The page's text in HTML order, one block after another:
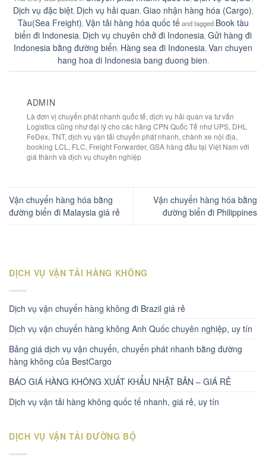
Dịch vụ đặc biệt, Dịch vụ hải quan, Giao nhận hàng hóa (Cargo),
Tàu(Sea Freight), Vận tải hàng hóa quốc tếand tagged Book tàu
biển đi Indonesia, Dịch vụ chuyên chở đi Indonesia, Gửi hàng đi
Indonesia bằng đường biển, Hàng sea đi Indonesia, Van chuyen
hang hoa di Indonesia bang duong bien.
ADMIN
Là đơn vị chuyển phát nhanh quốc tế, dịch vụ hải quan va tư vấn
Logistics cũng như đại lý cho các hãng CPN Quốc Tế như UPS, DHL
FeDex, TNT, dịch vụ vận tải chuyển phát nhanh, chành xe nội địa,
booking LCL, FLC, Freight Forwarder, GSA hàng đầu tại Việt Nam với
giá thành và dịch vụ chuyên nghiệp
Vận chuyển hàng hóa bằng
đường biển đi Malaysia giá rẻ
Vận chuyển hàng hóa bằng
đường biển đi Philippines
DỊCH VỤ VẬN TẢI HÀNG KHÔNG
Dịch vụ vận chuyển hàng không đi Brazil giá rẻ
Dịch vụ vận chuyển hàng không Anh Quốc chuyên nghiệp, uy tín
Bảng giá dịch vụ vận chuyển, chuyển phát nhanh bằng đường
hàng không của BestCargo
BÁO GIÁ HÀNG KHÔNG XUẤT KHẨU NHẬT BẢN – GIÁ RẺ
Dịch vụ vận tải hàng không quốc tế nhanh, giá rẻ, uy tín
DỊCH VỤ VẬN TẢI ĐƯỜNG BỘ